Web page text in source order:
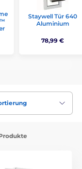
Staywell Tür 640
Aluminium
78,99 €